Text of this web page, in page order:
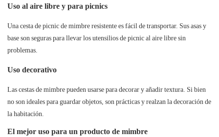
Uso al aire libre y para picnics
Una cesta de picnic de mimbre resistente es fácil de transportar. Sus asas y
base son seguras para llevar los utensilios de picnic al aire libre sin
problemas.
Uso decorativo
Las cestas de mimbre pueden usarse para decorar y añadir textura. Si bien
no son ideales para guardar objetos, son prácticas y realzan la decoración de
la habitación.
El mejor uso para un producto de mimbre